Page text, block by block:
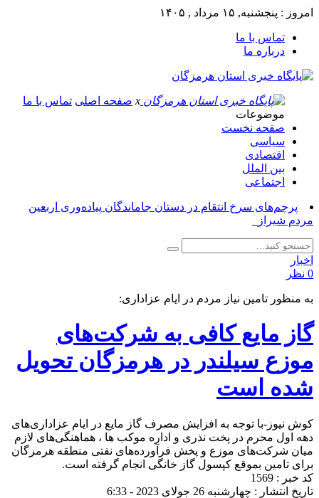
امروز : پنجشنبه, ۱۵ مرداد , ۱۴۰۵
تماس با ما
درباره ما
x صفحه اصلی تماس با ما
موضوعات
صفحه نخست
سیاسی
اقتصادی
بین الملل
اجتماعی
پرچم‌های سرخ انتقام در دستان جاماندگان پیاده‌وری اربعین
مردم شیراز_
اخبار
0 نظر
به منظور تامین نیاز مردم در ایام عزاداری:
گاز مایع کافی به شرکت‌های
موزع سیلندر در هرمزگان تحویل
شده است
کوش نیوز-با توجه به افزایش مصرف گاز مایع در ایام عزاداری‌های
دهه اول محرم در پخت نذری و اداره موکب ها ، هماهنگی‌های لازم
میان شرکت‌های موزع و پخش فرآورده‌های نفتی منطقه هرمزگان
برای تامین بموقع کپسول گاز خانگی انجام گرفته است.
کد خبر : 1569
تاریخ انتشار : چهارشنبه 26 جولای 2023 - 6:33